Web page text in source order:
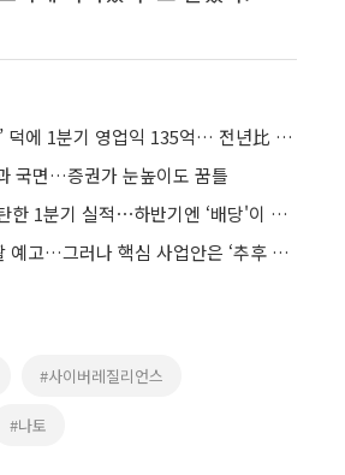
KT알파, ‘내실 경영’ 덕에 1분기 영업익 135억… 전년比 10.5%↑
국면…증권가 눈높이도 꿈틀
키움證 “KT&G, 탄탄한 1분기 실적⋯하반기엔 ‘배당'이 주가 끌어올릴 것”
싸이월드, 10월 부활 예고…그러나 핵심 사업안은 ‘추후 공개’
#사이버레질리언스
#나토